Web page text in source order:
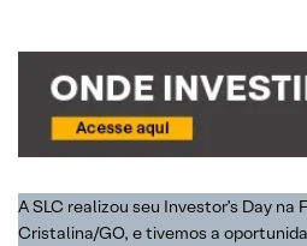
A SLC realizou seu Investor’s Day na
Cristalina/GO, e tivemos a